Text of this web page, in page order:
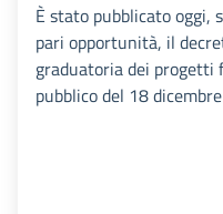
È stato pubblicato oggi,
pari opportunità, il
graduatoria dei progetti
pubblico del 18